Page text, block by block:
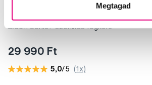
Megtagad
Bluem Sonic+ szónikus fogkefe
29 990 Ft
5,0/5 (1x)